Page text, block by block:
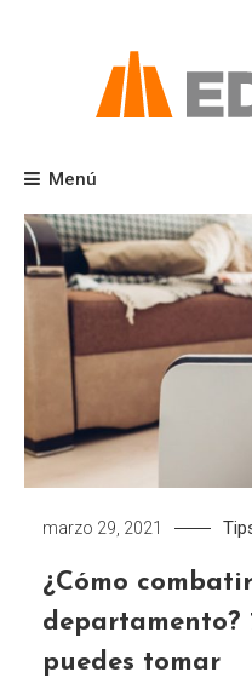
Blog Edifica
Menú
marzo 29, 2021
¿Cómo
departamento?
puedes tomar